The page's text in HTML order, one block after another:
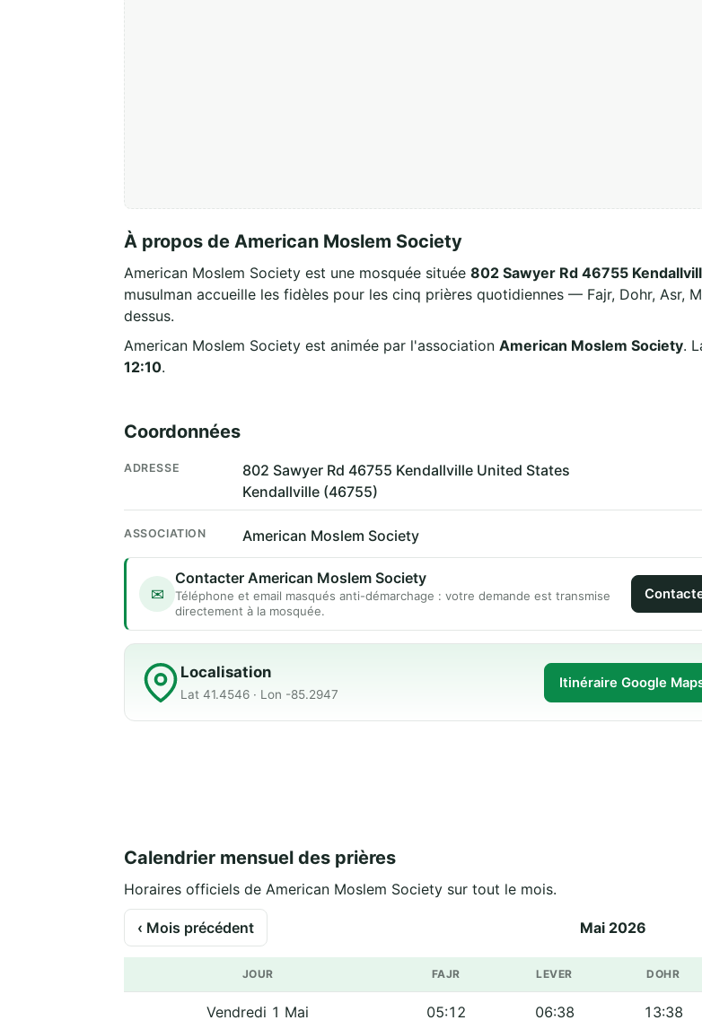
À propos de American Moslem Society
American Moslem Society est une mosquée située 802 Sawyer Rd 46755
musulman accueille les fidèles pour les cinq prières quotidiennes — Fajr, Dohr,
dessus.
American Moslem Society est animée par l'association American Moslem Society.
12:10.
Coordonnées
ADRESSE
802 Sawyer Rd 46755 Kendallville United States
Kendallville (46755)
ASSOCIATION American Moslem Society
✉
Contacter American Moslem Society
Téléphone et email masqués anti-démarchage : votre demande est transmise
directement à la mosquée.
Localisation
Lat 41.4546 · Lon -85.2947
Itinéraire Google
Calendrier mensuel des prières
Horaires officiels de American Moslem Society sur tout le mois.
‹ Mois précédent Mai 2026
JOUR FAJR LEVER DOHR
Vendredi 1 Mai 05:12 06:38 13:38